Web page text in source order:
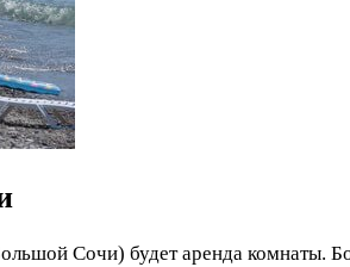
Сочи) будет аренда комнаты.